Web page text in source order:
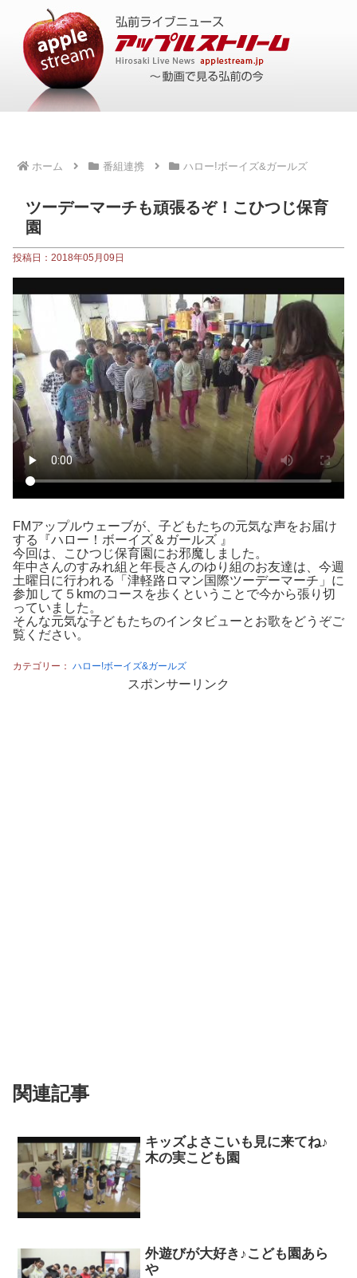
ホーム 番組連携 ハロー!ボーイズ&ガールズ
ツーデーマーチも頑張るぞ！こひつじ保育
園
投稿日：2018年05月09日
FMアップルウェーブが、子どもたちの元気な声をお届け
する『ハロー！ボーイズ＆ガールズ 』
今回は、こひつじ保育園にお邪魔しました。
年中さんのすみれ組と年長さんのゆり組のお友達は、今週
土曜日に行われる「津軽路ロマン国際ツーデーマーチ」に
参加して５kmのコースを歩くということで今から張り切
っていました。
そんな元気な子どもたちのインタビューとお歌をどうぞご
覧ください。
カテゴリー： ハロー!ボーイズ&ガールズ
スポンサーリンク
関連記事
キッズよさこいも見に来てね♪
木の実こども園
外遊びが大好き♪こども園あら
や